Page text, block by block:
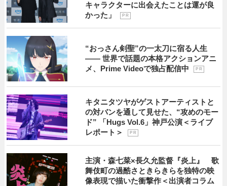
キャラクターに出会えたことは運が良
かった」
P R
“おっさん剣聖”の一太刀に宿る人生
―― 世界で話題の本格アクションアニ
メ、Prime Videoで独占配信中
P R
キタニタツヤがゲストアーティストと
の対バンを通して見せた、“攻めのモー
ド” 「Hugs Vol.6」神戸公演＜ライブ
レポート＞
P R
主演・森七菜×長久允監督『炎上』 歌
舞伎町の過酷さときらきらを独特の映
像表現で描いた衝撃作＜出演者コラム